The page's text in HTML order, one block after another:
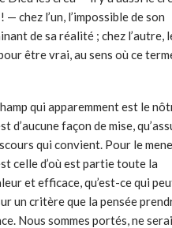
chez l’un, l’impossible de son
de sa réalité ; chez l’autre,
être vrai, au sens où ce
qui apparemment est le
d’aucune façon de mise,
qui convient. Pour le
celle d’où est partie toute la
et efficace, qu’est-ce qui
un critère que la pensée
Nous sommes portés, ne